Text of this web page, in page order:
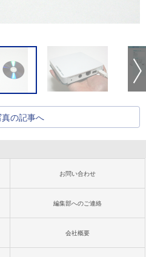
真の記事へ
お問い合わせ
編集部へのご連絡
会社概要